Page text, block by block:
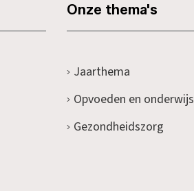
Onze thema's
Jaarthema
Opvoeden en onderwijs
Gezondheidszorg